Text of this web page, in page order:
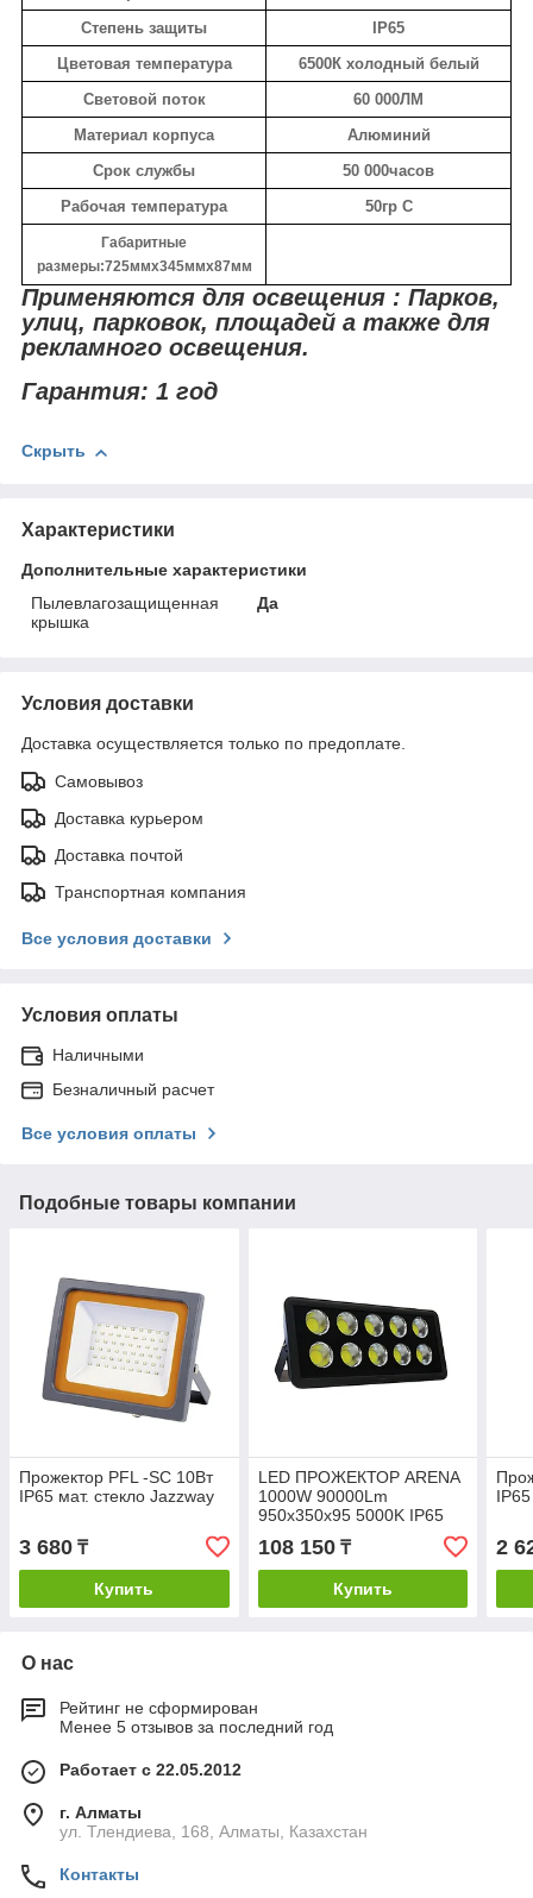
Степень защиты
IP65
Цветовая температура
6500К холодный белый
Световой поток
60 000ЛМ
Материал корпуса
Алюминий
Срок службы
50 000часов
Рабочая температура
50гр С
Габаритные
размеры:725ммх345ммх87мм
Применяются для освещения : Парков,
улиц, парковок, площадей а также для
рекламного освещения.
Гарантия: 1 год
Скрыть
Характеристики
Дополнительные характеристики
Пылевлагозащищенная
крышка
Да
Условия доставки
Доставка осуществляется только по предоплате.
Самовывоз
Доставка курьером
Доставка почтой
Транспортная компания
Все условия доставки
Условия оплаты
Наличными
Безналичный расчет
Все условия оплаты
Подобные товары компании
Прожектор PFL -SC 10Вт
IP65 мат. стекло Jazzway
3 680 ₸
Купить
LED ПРОЖЕКТОР ARENA
1000W 90000Lm
950х350х95 5000K IP65
108 150₸
Купить
2
О нас
Рейтинг не сформирован
Менее 5 отзывов за последний год
Работает с 22.05.2012
г. Алматы
ул. Тлендиева, 168, Алматы, Казахстан
Контакты